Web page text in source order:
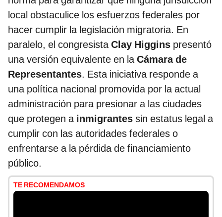
local obstaculice los esfuerzos federales por
hacer cumplir la legislación migratoria. En
paralelo, el congresistaClay Higgins presentó
una versión equivalente en laCámara de
Representantes. Esta iniciativa responde a
una política nacional promovida por la actual
administración para presionar a las ciudades
que protegen a inmigrantes sin estatus legal a
cumplir con las autoridades federales o
enfrentarse a la pérdida de financiamiento
público.
TE RECOMENDAMOS